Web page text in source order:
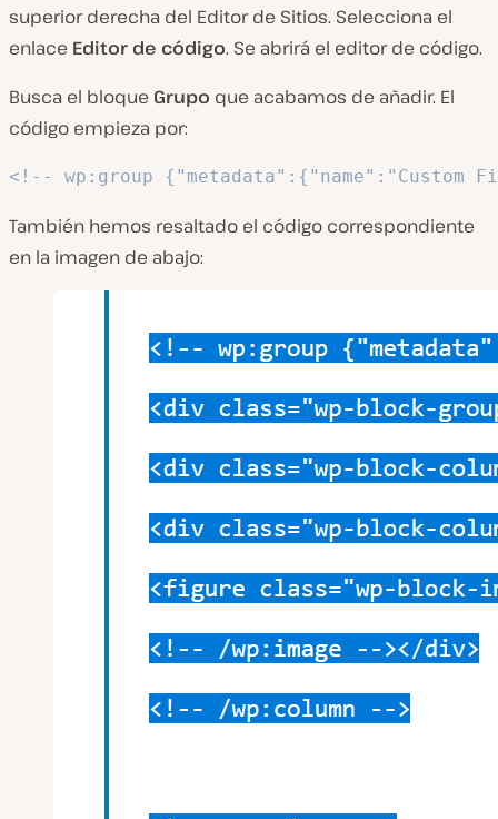
superior derecha del Editor de Sitios. Selecciona el
enlace Editor de código. Se abrirá el editor de código.
Busca el bloque Grupo que acabamos de añadir. El
código empieza por:
<!-- wp:group
También hemos resaltado el código correspondiente
en la imagen de abajo: